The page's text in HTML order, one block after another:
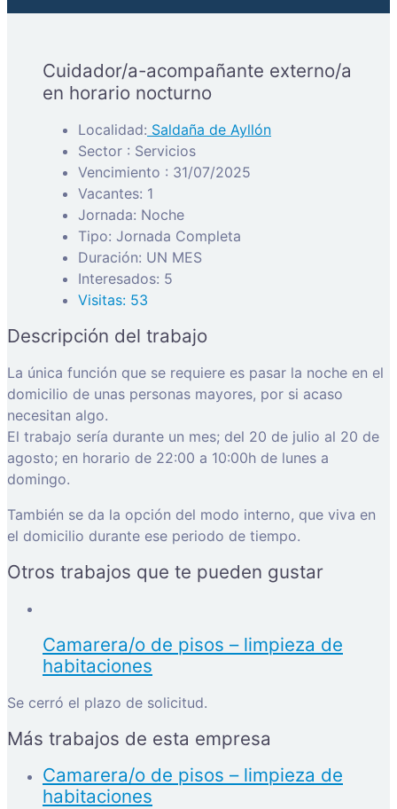
Cuidador/a-acompañante externo/a
en horario nocturno
Localidad: Saldaña de Ayllón
Sector : Servicios
Vencimiento : 31/07/2025
Vacantes: 1
Jornada: Noche
Tipo: Jornada Completa
Duración: UN MES
Interesados: 5
Visitas: 53
Descripción del trabajo
La única función que se requiere es pasar la noche en el
domicilio de unas personas mayores, por si acaso
necesitan algo.
El trabajo sería durante un mes; del 20 de julio al 20 de
agosto; en horario de 22:00 a 10:00h de lunes a
domingo.
También se da la opción del modo interno, que viva en
el domicilio durante ese periodo de tiempo.
Otros trabajos que te pueden gustar
Camarera/o de pisos – limpieza de
habitaciones
Se cerró el plazo de solicitud.
Más trabajos de esta empresa
Camarera/o de pisos – limpieza de
habitaciones